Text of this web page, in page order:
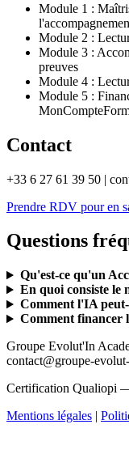
Module 1 :
Module 2 :
Module 3 :
preuves
Module 4 :
Module 5 :
Contact
+33 6 27 61 39 50 |
Prendre RDV pour en
Questions
Qu'est-ce qu'un
En quoi consiste le
Comment l'IA
Comment financer
Groupe Evolut'In
contact@groupe-
Certification Qualiopi
Mentions légales |